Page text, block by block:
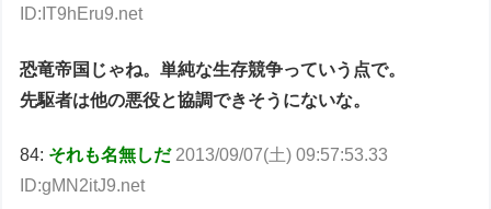
ID:IT9hEru9.net
恐竜帝国じゃね。単純な生存競争っていう点で。
先駆者は他の悪役と協調できそうにないな。
84: それも名無しだ 2013/09/07(土) 09:57:53.33
ID:gMN2itJ9.net